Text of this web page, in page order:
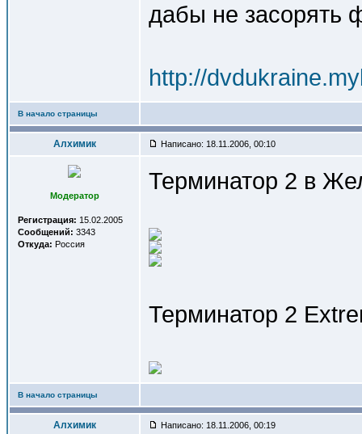
дабы не засорять
http://
В начало страницы
Алхимик Написано: 18.11.2006, 00:10
Модератор
Регистрация: 15.02.2005
Сообщений: 3343
Откуда: Россия
Терминатор 2 в
Терминатор 2
В начало страницы
Алхимик Написано: 18.11.2006, 00:19